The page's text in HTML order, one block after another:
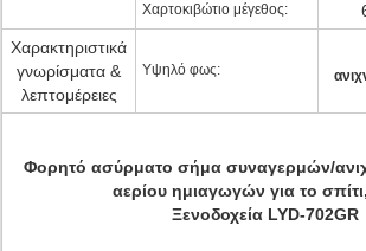
Χαρτοκιβώτιο μέγεθος:
Χαρακτηριστικά
γνωρίσματα &
λεπτομέρειες
Υψηλό φως:
Φορητό ασύρματο σήμα συναγερμών/
αερίου ημιαγωγών για το
Ξενοδοχεία LYD-702GR